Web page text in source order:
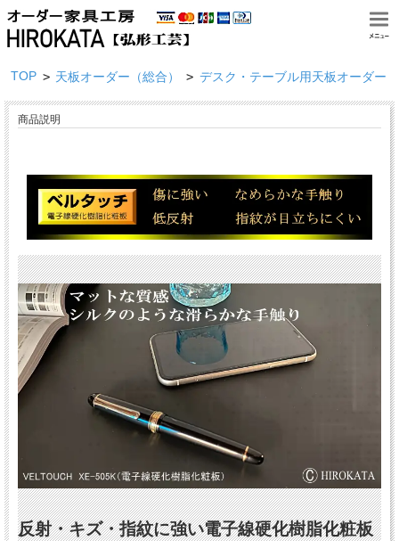
TOP > 天板オーダー（総合） > デスク・テーブル用天板オーダー
商品説明
反射・キズ・指紋に強い電子線硬化樹脂化粧板